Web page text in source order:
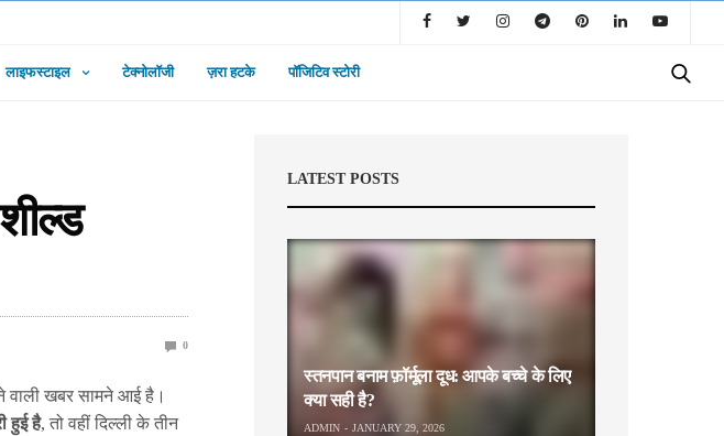
लाइफस्टाइल टेक्नोलॉजी ज़रा हटके पॉजिटिव स्टोरी
0
वाली खबर सामने आई है।
हुई है, तो वहीं दिल्ली के तीन
LATEST POSTS
स्तनपान बनाम फ़ॉर्मूला दूध: आपके बच्चे के लिए
क्या सही है?
ADMIN JANUARY 29, 2026